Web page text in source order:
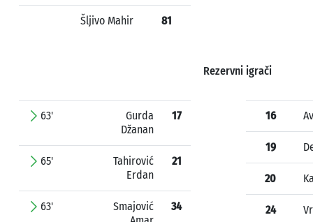
Šljivo Mahir 81
Rezervni igrači
63'
Gurda
Džanan
17
65'
Tahirović
Erdan
21
63'
Smajović
34
16
19
20
24